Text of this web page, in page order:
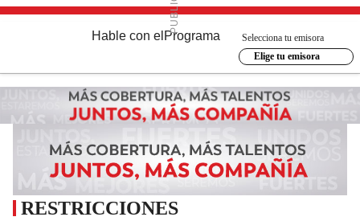
Hable con el Programa
Selecciona tu emisora
Elige tu emisora
RESTRICCIONES